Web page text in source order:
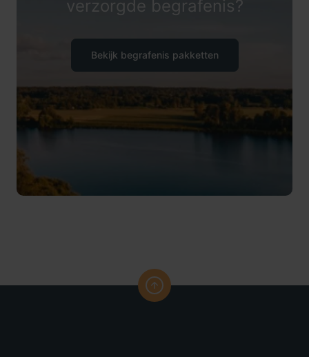
verzorgde begrafenis?
Bekijk begrafenis pakketten